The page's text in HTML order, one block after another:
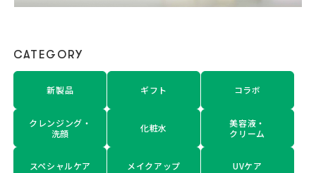
CATEGORY
新製品 ギフト コラボ
クレンジング・
洗顔
化粧水
美容液・
クリーム
スペシャルケア メイクアップ UVケア